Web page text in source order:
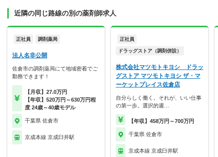
近隣の同じ路線の別の薬剤師求人
正社員 調剤薬局
法人名非公開
佐倉市の調剤薬局にて地域密着でご
勤務できます！
【月収】27.0万円
【年収】520万円～630万円程
度 24歳～40歳モデル
千葉県 佐倉市
京成本線 京成臼井駅
正社員
ドラッグストア（調剤併設）
株式会社マツモトキヨシ ドラッ
グストア マツモトキヨシ ザ・マ
ーケットプレイス佐倉店
自分らしく働く。それが、いい仕事
の第一歩。選択的週…
【年収】458万円～700万円
千葉県 佐倉市
京成本線 京成臼井駅